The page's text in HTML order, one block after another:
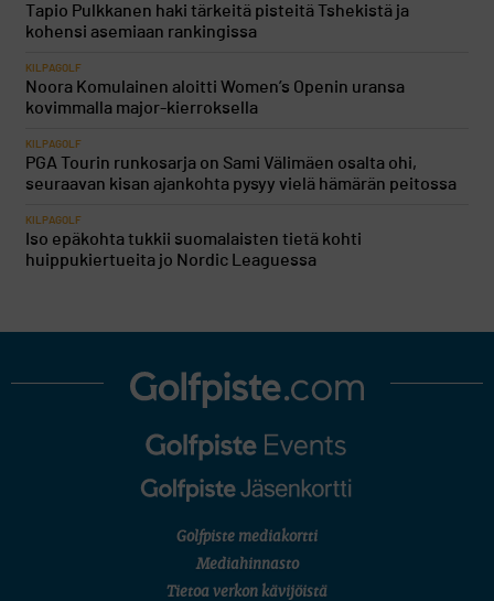
Tapio Pulkkanen haki tärkeitä pisteitä Tshekistä ja
kohensi asemiaan rankingissa
KILPAGOLF
Noora Komulainen aloitti Women’s Openin uransa
kovimmalla major-kierroksella
KILPAGOLF
PGA Tourin runkosarja on Sami Välimäen osalta ohi,
seuraavan kisan ajankohta pysyy vielä hämärän peitossa
KILPAGOLF
Iso epäkohta tukkii suomalaisten tietä kohti
huippukiertueita jo Nordic Leaguessa
Golfpiste mediakortti
Mediahinnasto
Tietoa verkon kävijöistä